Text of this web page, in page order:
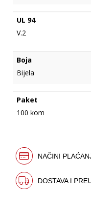
UL 94
V.2
Boja
Bijela
Paket
100 kom
NAČINI
DOSTAVA I